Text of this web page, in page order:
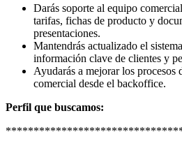
Darás soporte al equipo
tarifas, fichas de producto y
presentaciones.
Mantendrás actualizado el
información clave de clientes y
Ayudarás a mejorar los procesos
comercial desde el backoffice.
Perfil que buscamos: